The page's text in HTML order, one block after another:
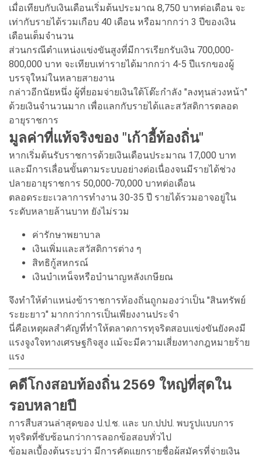
เมื่อเทียบกับเงินเดือนเริ่มต้นประมาณ 8,750 บาทต่อเดือน จะ
เท่ากับรายได้รวมเกือบ 40 เดือน หรือมากกว่า 3 ปีของเงิน
เดือนเต็มจำนวน
ส่วนกรณีตำแหน่งแข่งขันสูงที่มีการเรียกรับเงิน 700,000-
800,000 บาท จะเทียบเท่ารายได้มากกว่า 4-5 ปีแรกของผู้
บรรจุใหม่ในหลายสายงาน
กล่าวอีกนัยหนึ่ง ผู้ที่ยอมจ่ายเงินใต้โต๊ะกำลัง "ลงทุนล่วงหน้า"
ด้วยเงินจำนวนมาก เพื่อแลกกับรายได้และสวัสดิการตลอด
อายุราชการ
มูลค่าที่แท้จริงของ "เก้าอี้ท้องถิ่น"
หากเริ่มต้นรับราชการด้วยเงินเดือนประมาณ 17,000 บาท
และมีการเลื่อนขั้นตามระบบอย่างต่อเนื่องจนมีรายได้ช่วง
ปลายอายุราชการ 50,000-70,000 บาทต่อเดือน
ตลอดระยะเวลาการทำงาน 30-35 ปี รายได้รวมอาจอยู่ใน
ระดับหลายล้านบาท ยังไม่รวม
ค่ารักษาพยาบาล
เงินเพิ่มและสวัสดิการต่าง ๆ
สิทธิกู้สหกรณ์
เงินบำเหน็จหรือบำนาญหลังเกษียณ
จึงทำให้ตำแหน่งข้าราชการท้องถิ่นถูกมองว่าเป็น "สินทรัพย์
ระยะยาว" มากกว่าการเป็นเพียงงานประจำ
นี่คือเหตุผลสำคัญที่ทำให้ตลาดการทุจริตสอบแข่งขันยังคงมี
แรงจูงใจทางเศรษฐกิจสูง แม้จะมีความเสี่ยงทางกฎหมายร้าย
แรง
คดีโกงสอบท้องถิ่น 2569 ใหญ่ที่สุดใน
รอบหลายปี
การสืบสวนล่าสุดของ ป.ป.ช. และ บก.ปปป. พบรูปแบบการ
ทุจริตที่ซับซ้อนกว่าการลอกข้อสอบทั่วไป
ข้อมูลเบื้องต้นระบุว่า มีการคัดแยกรายชื่อผู้สมัครที่จ่ายเงิน